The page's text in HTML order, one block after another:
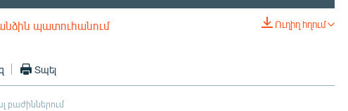
ՏԱՐԱԾԵԼ
Ուղիղ հղում
պատուհանում
Տպել
բաժիններում